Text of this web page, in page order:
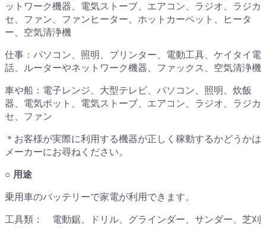
ットワーク機器、電気ストーブ、エアコン、ラジオ、ラジカ
セ、ファン、ファンヒーター、ホットカーペット、ヒータ
ー、空気清浄機
仕事：パソコン、照明、プリンター、電動工具、ケイタイ電
話、ルーターやネットワーク機器、ファックス、空気清浄機
車や船：電子レンジ、大型テレビ、パソコン、照明、炊飯
器、電気ポット、電気ストーブ、エアコン、ラジオ、ラジカ
セ、ファン
＊お客様が実際に利用する機器が正しく稼動するかどうかは
メーカーにお尋ねください。
○ 用途
乗用車のバッテリーで家電が利用できます。
工具類： 電動鋸、ドリル、グラインダー、サンダー、芝刈